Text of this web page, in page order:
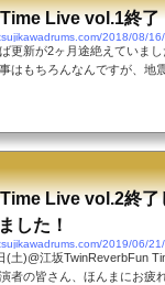
Live vol.1終了
2018/08/
更新が2ヶ月途絶えていま
はもちろんなんですが、地
は絶対伝えようと思います
」終了しました(^...
Live vol.2終了
した！
2019/06/
(土)@江坂TwinReverbFun
者の皆さん、ほんまにお疲